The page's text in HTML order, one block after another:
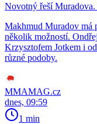
Novotný řeší
Makhmud Muradov má
několik možností.
Krzysztofem Jotkem i
různé podoby.
MMAMAG.cz
dnes, 09:59
1 min